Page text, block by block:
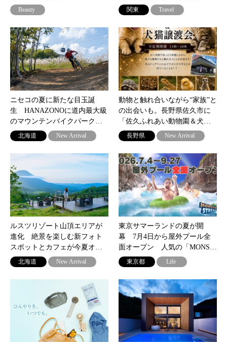
Beauty 関東 Travel
ニセコの夏に新たな目玉誕
生 HANAZONOに道内最大級
のマウンテンバイクパーク…
北海道 New Arrival
動物と触れ合いながら“家族”と
の出会いも。長野県佐久市に
「佐久ふれあい動物園＆犬…
長野県 New Arrival
ルスツリゾート山頂エリアが
進化 絶景を楽しむ新フォト
スポットとカフェが今夏オ…
北海道 New Arrival
東京サマーランドの夏が開
幕 7月4日から屋外プール全
面オープン 人気の「MONS…
東京都 Life